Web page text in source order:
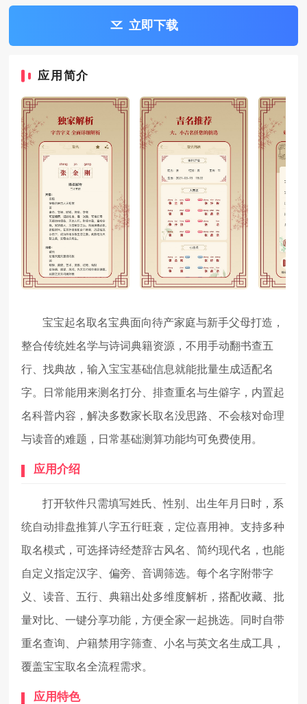
立即下载
应用简介
宝宝起名取名宝典面向待产家庭与新手父母打造，
整合传统姓名学与诗词典籍资源，不用手动翻书查五
行、找典故，输入宝宝基础信息就能批量生成适配名
字。日常能用来测名打分、排查重名与生僻字，内置起
名科普内容，解决多数家长取名没思路、不会核对命理
与读音的难题，日常基础测算功能均可免费使用。
应用介绍
打开软件只需填写姓氏、性别、出生年月日时，系
统自动排盘推算八字五行旺衰，定位喜用神。支持多种
取名模式，可选择诗经楚辞古风名、简约现代名，也能
自定义指定汉字、偏旁、音调筛选。每个名字附带字
义、读音、五行、典籍出处多维度解析，搭配收藏、批
量对比、一键分享功能，方便全家一起挑选。同时自带
重名查询、户籍禁用字筛查、小名与英文名生成工具，
覆盖宝宝取名全流程需求。
应用特色